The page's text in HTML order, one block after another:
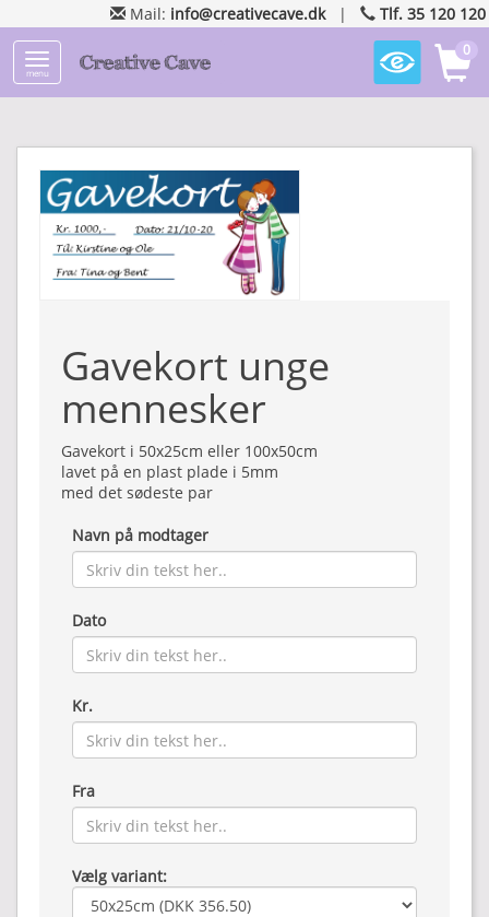
Mail: info@creativecave.dk| Tlf. 35 120 120
menu
0
Gavekort unge
mennesker
Gavekort i 50x25cm eller 100x50cm
lavet på en plast plade i 5mm
med det sødeste par
Navn på modtager
Dato
Kr.
Fra
Vælg variant: